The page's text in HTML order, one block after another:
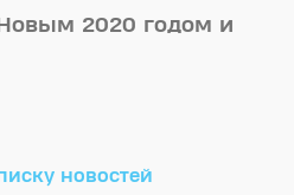
2020 годом и
новостей